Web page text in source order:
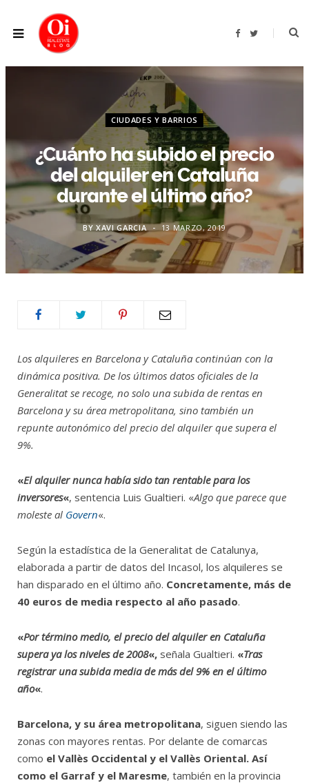
F
b
o
T
t
CIUDADES Y BARRIOS
¿Cuánto ha subido el precio
del alquiler en Cataluña
durante el último año?
BYXAVI GARCIA 13 MARZO, 2019
Los alquileres en Barcelona y Cataluña continúan con la
dinámica positiva. De los últimos datos oficiales de la
Generalitat se recoge, no solo una subida de rentas en
Barcelona y su área metropolitana, sino también un
repunte autonómico del precio del alquiler que supera el
9%.
«El alquiler nunca había sido tan rentable para los
inversores«, sentencia Luis Gualtieri. «Algo que parece que
moleste al Govern«.
Según la estadística de la Generalitat de Catalunya,
elaborada a partir de datos del Incasol, los alquileres se
han disparado en el último año. Concretamente, más de
40 euros de media respecto al año pasado.
«Por término medio, el precio del alquiler en Cataluña
supera ya los niveles de 2008«, señala Gualtieri. «Tras
registrar una subida media de más del 9% en el último
año«.
Barcelona, y su área metropolitana, siguen siendo las
zonas con mayores rentas. Por delante de comarcas
como el Vallès Occidental y el Vallès Oriental. Así
como el Garraf y el Maresme, también en la provincia